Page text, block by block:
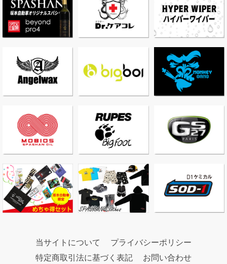
当サイトについて
プライバシーポリシー
特定商取引法に基づく表記
お問い合わせ